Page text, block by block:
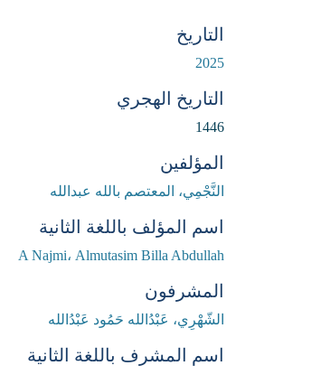
التاريخ
2025
التاريخ الهجري
1446
المؤلفين
النَّجْمِي، المعتصم بالله عبدالله
اسم المؤلف باللغة الثانية
A Najmi، Almutasim Billa Abdullah
المشرفون
الشّهْرِي، عَبْدُالله حَمُود عَبْدُالله
اسم المشرف باللغة الثانية